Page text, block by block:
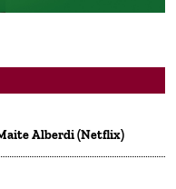
Alberdi (Netflix)